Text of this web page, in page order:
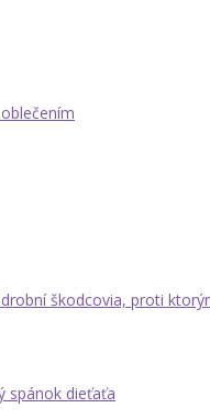
škodcovia, proti
spánok dieťaťa